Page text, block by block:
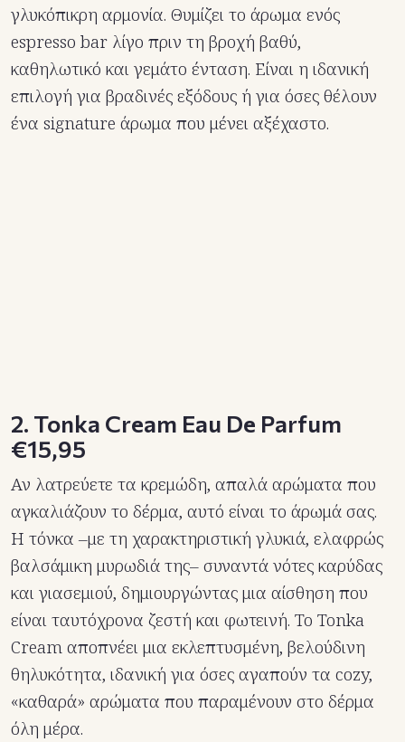
γλυκόπικρη αρμονία. Θυμίζει το άρωμα ενός
espresso bar λίγο πριν τη βροχή βαθύ,
καθηλωτικό και γεμάτο ένταση. Είναι η ιδανική
επιλογή για βραδινές εξόδους ή για όσες θέλουν
ένα signature άρωμα που μένει αξέχαστο.
2. Tonka Cream Eau De Parfum
€15,95
Αν λατρεύετε τα κρεμώδη, απαλά αρώματα που
αγκαλιάζουν το δέρμα, αυτό είναι το άρωμά σας.
Η τόνκα –με τη χαρακτηριστική γλυκιά, ελαφρώς
βαλσάμικη μυρωδιά της– συναντά νότες καρύδας
και γιασεμιού, δημιουργώντας μια αίσθηση που
είναι ταυτόχρονα ζεστή και φωτεινή. Το Tonka
Cream αποπνέει μια εκλεπτυσμένη, βελούδινη
θηλυκότητα, ιδανική για όσες αγαπούν τα cozy,
«καθαρά» αρώματα που παραμένουν στο δέρμα
όλη μέρα.